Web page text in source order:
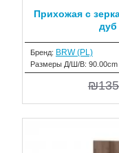
Бренд: BRW (PL)
Размеры Д/Ш/В:
Прихожая с